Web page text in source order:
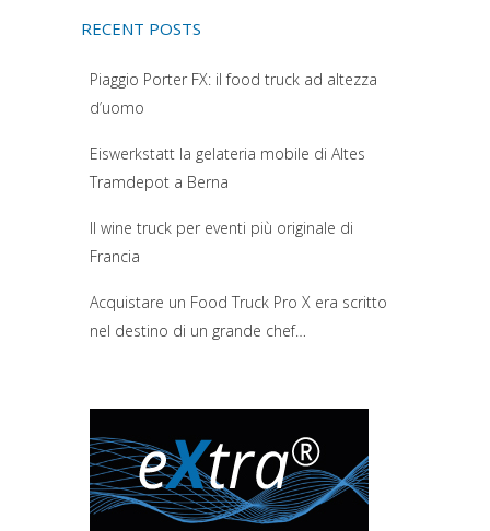
RECENT POSTS
Piaggio Porter FX: il food truck ad altezza
d’uomo
Eiswerkstatt la gelateria mobile di Altes
Tramdepot a Berna
Il wine truck per eventi più originale di
Francia
Acquistare un Food Truck Pro X era scritto
nel destino di un grande chef…